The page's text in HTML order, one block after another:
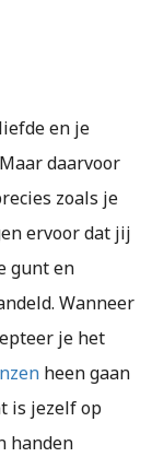
en je
daarvoor
zoals je
ervoor dat jij
gunt en
Wanneer
je het
heen gaan
is jezelf op
handen